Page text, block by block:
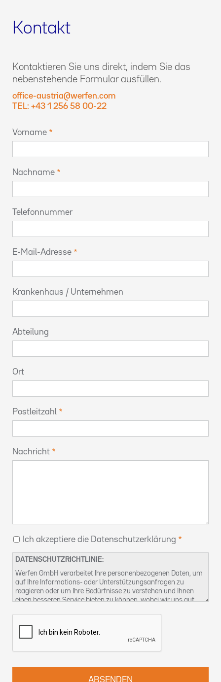
Kontakt
Kontaktieren Sie uns direkt, indem Sie das
nebenstehende Formular ausfüllen.
office-austria@werfen.com
TEL: +43 1 256 58 00-22
Vorname
Nachname
Telefonnummer
E-Mail-Adresse
Krankenhaus / Unternehmen
Abteilung
Ort
Postleitzahl
Nachricht
Ich akzeptiere die Datenschutzerklärung
DATENSCHUTZRICHTLINIE:
Werfen GmbH verarbeitet Ihre personenbezogenen Daten, um
auf Ihre Informations- oder Unterstützungsanfragen zu
reagieren oder um Ihre Bedürfnisse zu verstehen und Ihnen
einen besseren Service bieten zu können, wobei wir uns auf
ausüben können, finden Sie in unserer
Sie können uns auch unterkontact-dsb@althammer-kill.de